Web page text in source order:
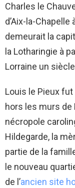
Charles le
d’Aix-la-
demeurait la
la Lotharingie à
Lorraine un
Louis le Pieux fut
hors les murs de
nécropole
Hildegarde, la
partie de la
le nouveau
de l’ancien site